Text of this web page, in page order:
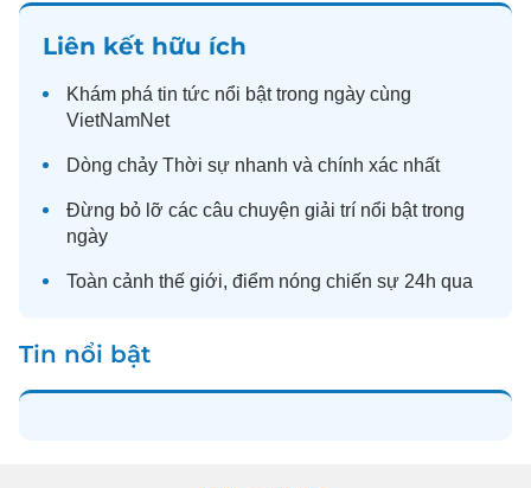
Liên kết hữu ích
Khám phá tin tức nổi bật trong ngày cùng
VietNamNet
Dòng chảy Thời sự nhanh và chính xác nhất
Đừng bỏ lỡ các câu chuyện giải trí nổi bật trong
ngày
Toàn cảnh thế giới, điểm nóng chiến sự 24h qua
Tin nổi bật